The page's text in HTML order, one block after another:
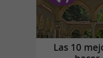
Las 10